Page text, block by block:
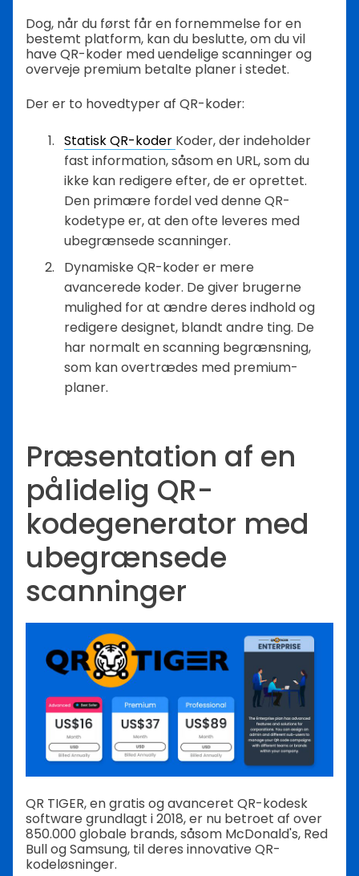
Dog, når du først får en fornemmelse for en
bestemt platform, kan du beslutte, om du vil
have QR-koder med uendelige scanninger og
overveje premium betalte planer i stedet.
Der er to hovedtyper af QR-koder:
Statisk QR-koder Koder, der indeholder
fast information, såsom en URL, som du
ikke kan redigere efter, de er oprettet.
Den primære fordel ved denne QR-
kodetype er, at den ofte leveres med
ubegrænsede scanninger.
Dynamiske QR-koder er mere
avancerede koder. De giver brugerne
mulighed for at ændre deres indhold og
redigere designet, blandt andre ting. De
har normalt en scanning begrænsning,
som kan overtrædes med premium-
planer.
Præsentation af en
pålidelig QR-
kodegenerator med
ubegrænsede
scanninger
QR TIGER, en gratis og avanceret QR-kodesk
software grundlagt i 2018, er nu betroet af over
850.000 globale brands, såsom McDonald's, Red
Bull og Samsung, til deres innovative QR-
kodeløsninger.